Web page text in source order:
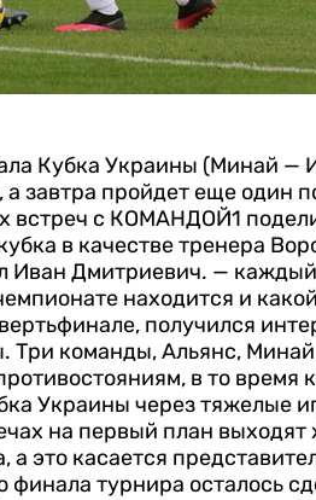
Кубка Украины (Минай —
завтра пройдет еще один
встреч с КОМАНДОЙ1
в качестве тренера
Иван Дмитриевич. —
находится и
получился
Три команды, Альянс,
в то время
Украины через тяжелые
на первый план
а это касается
финала турнира осталось